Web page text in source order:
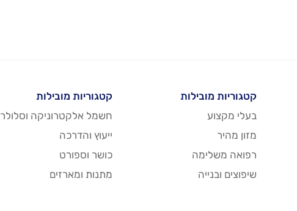
קטגוריות מובילות
בעלי מקצוע
מזון מהיר
רפואה משלימה
שיפוצים ובנייה
קטגוריות מובילות
חשמל אלקטרוניקה וסלולר
ייעוץ והדרכה
כושר וספורט
מתנות ומארזים